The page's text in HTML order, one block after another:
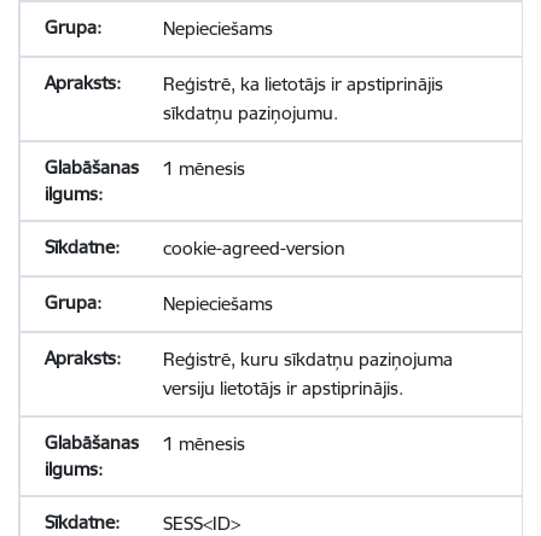
Nepieciešams
Reģistrē, ka lietotājs ir apstiprinājis
sīkdatņu paziņojumu.
1 mēnesis
cookie-agreed-version
Nepieciešams
Reģistrē, kuru sīkdatņu paziņojuma
versiju lietotājs ir apstiprinājis.
1 mēnesis
SESS<ID>